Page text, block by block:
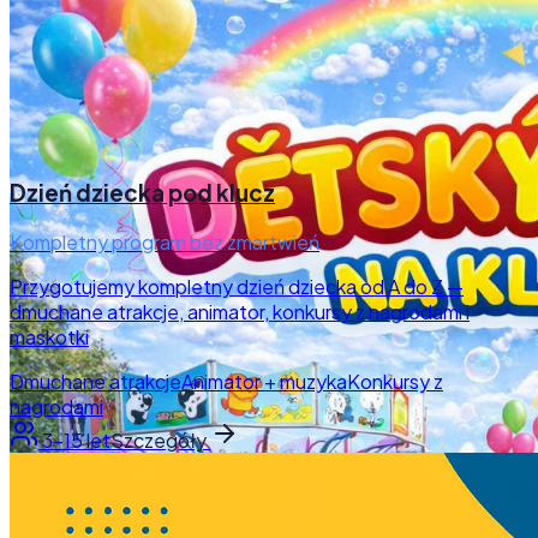
Dzień dziecka pod klucz
Kompletny program bez zmartwień
Przygotujemy kompletny dzień dziecka od A do Z —
dmuchane atrakcje, animator, konkursy z nagrodami i
maskotki
Dmuchane atrakcjeAnimator + muzykaKonkursy z
nagrodami
3–15 letSzczegóły